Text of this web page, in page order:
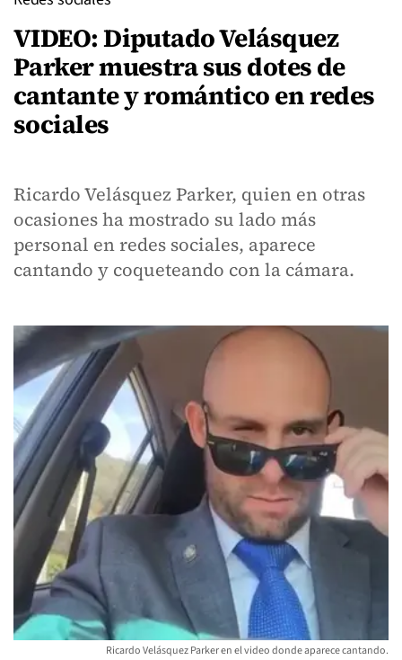
VIDEO: Diputado Velásquez
Parker muestra sus dotes de
cantante y romántico en redes
sociales
Ricardo Velásquez Parker, quien en otras
ocasiones ha mostrado su lado más
personal en redes sociales, aparece
cantando y coqueteando con la cámara.
Ricardo Velásquez Parker en el video donde aparece cantando.